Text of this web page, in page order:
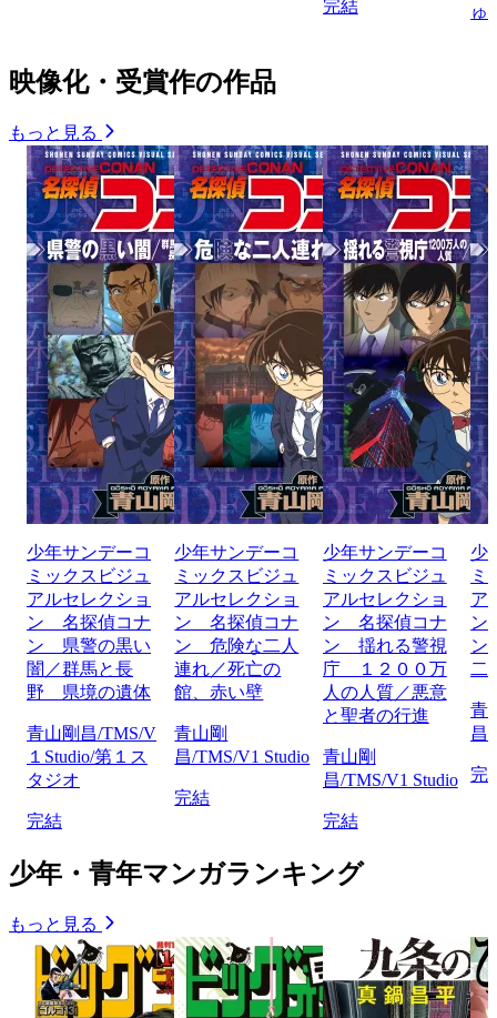
完結
ゅ
映像化・受賞作の作品
もっと見る
少年サンデーコ
ミックスビジュ
アルセレクショ
ン 名探偵コナ
ン 県警の黒い
闇／群馬と長
野 県境の遺体
青山剛昌/TMS/V
１Studio/第１ス
タジオ
完結
少年サンデーコ
ミックスビジュ
アルセレクショ
ン 名探偵コナ
ン 危険な二人
連れ／死亡の
館、赤い壁
青山剛
昌/TMS/V1 Studio
完結
少年サンデーコ
ミックスビジュ
アルセレクショ
ン 名探偵コナ
ン 揺れる警視
庁 １２００万
人の人質／悪意
と聖者の行進
青山剛
昌/TMS/V1 Studio
完結
少
ミ
ア
ン
ン
二
青
昌
完
少年・青年マンガランキング
もっと見る